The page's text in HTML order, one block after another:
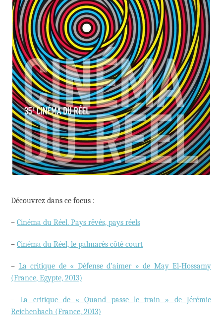
Découvrez dans ce focus :
– Cinéma du Réel. Pays rêvés, pays réels
– Cinéma du Réel, le palmarès côté court
– La critique de « Défense d’aimer » de May El-Hossamy
(France, Egypte, 2013)
–La critique de « Quand passe le train » de Jérémie
Reichenbach (France, 2013)